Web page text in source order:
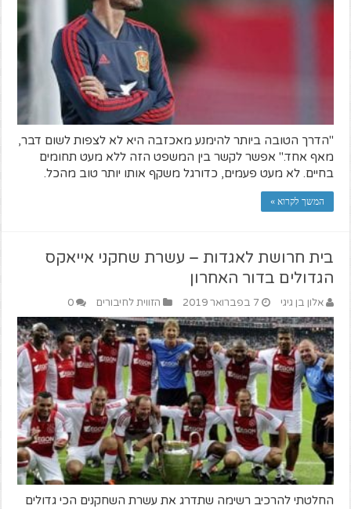
"הדרך הטובה ביותר להימנע מאכזבה היא לא לצפות לשום דבר,
מאף אחד." אפשר לקשר בין המשפט הזה ללא מעט תחומים
בחיים. לא מעט פעמים, כדורגל משקף אותו יותר טוב מהכל.
המשך לקרוא »
בית חרושת לאגדות – עשרת שחקני אייאקס
הגדולים בדור האחרון
אלון בן גיגי 7 בפברואר 2019 הזווית לחיבורים 0
החלטתי להרכיב רשימה שתדרג את עשרת השחקנים הכי גדולים